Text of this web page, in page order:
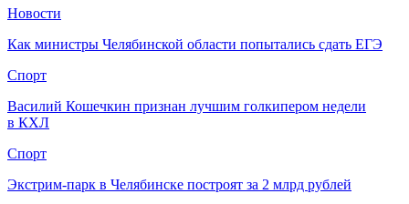
Новости
Как министры Челябинской области попытались сдать ЕГЭ
Спорт
Василий Кошечкин признан лучшим голкипером недели
в КХЛ
Спорт
Экстрим-парк в Челябинске построят за 2 млрд рублей